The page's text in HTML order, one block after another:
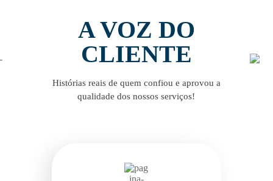
A VOZ DO
CLIENTE
Histórias reais de quem confiou e aprovou a
qualidade dos nossos serviços!